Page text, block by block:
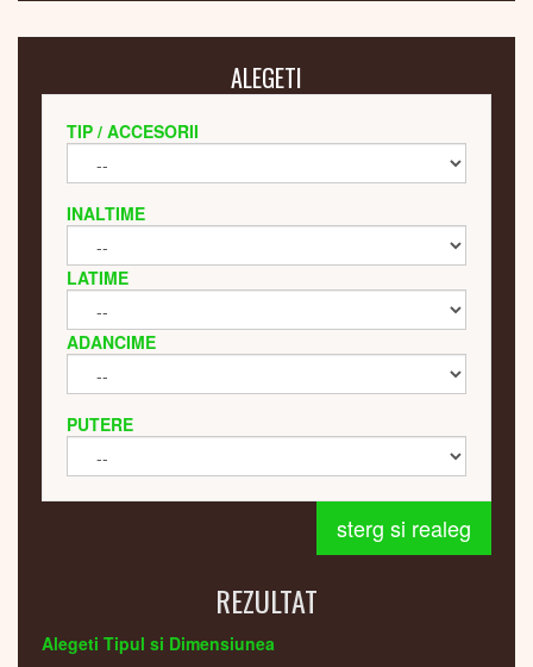
ALEGETI
TIP / ACCESORII
INALTIME
LATIME
ADANCIME
PUTERE
sterg si realeg
REZULTAT
Alegeti Tipul si Dimensiunea